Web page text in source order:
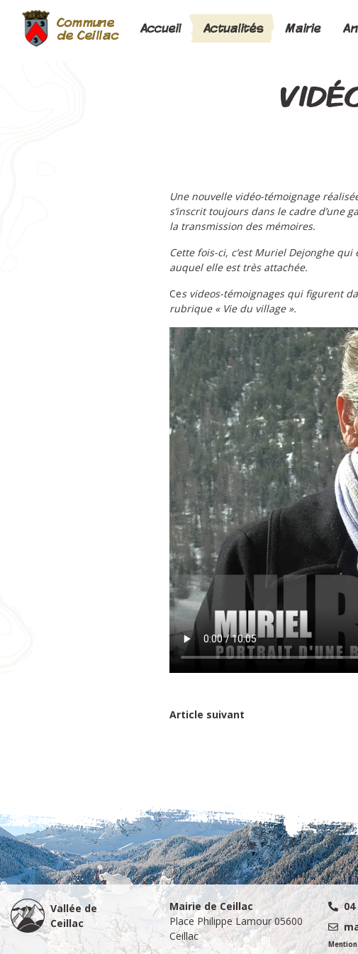
Commune
de Ceillac
Accueil Actualités Mairie
Une nouvelle vidéo-témoignage
s’inscrit toujours dans le cadre d’une
la transmission des mémoires.
Cette fois-ci, c’est Muriel Dejonghe
auquel elle est très attachée.
Ces videos-témoignages qui figurent
rubrique « Vie du village ».
Article suivant
Vallée de
Ceillac
Mairie de Ceillac
Place Philippe Lamour 05600
Ceillac
04